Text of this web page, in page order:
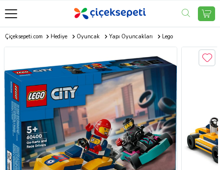
Çiçeksepeti.com Hediye Oyuncak Yapı Oyuncakları Lego